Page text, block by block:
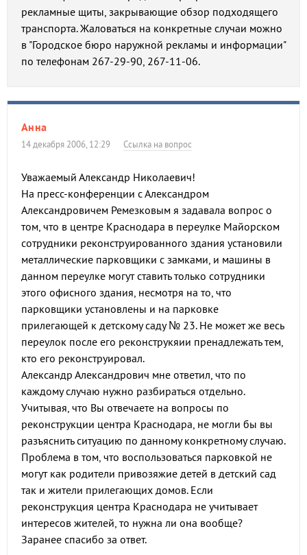
рекламные щиты, закрывающие обзор подходящего
транспорта. Жаловаться на конкретные случаи можно
в "Городское бюро наружной рекламы и информации"
по телефонам 267-29-90, 267-11-06.
Анна
14 декабря 2006, 12:29 Ссылка на вопрос
Уважаемый Александр Николаевич!
На пресс-конференции с Александром
Александровичем Ремезковым я задавала вопрос о
том, что в центре Краснодара в переулке Майорском
сотрудники реконструированного здания установили
металлические парковщики с замками, и машины в
данном переулке могут ставить только сотрудники
этого офисного здания, несмотря на то, что
парковщики установлены и на парковке
прилегающей к детскому саду № 23. Не может же весь
переулок после его реконструкяии пренадлежать тем,
кто его реконструировал.
Александр Александрович мне ответил, что по
каждому случаю нужно разбираться отдельно.
Учитывая, что Вы отвечаете на вопросы по
реконструкции центра Краснодара, не могли бы вы
разъяснить ситуацию по данному конкретному случаю.
Проблема в том, что воспользоваться парковкой не
могут как родители привозяжие детей в детский сад
так и жители прилегающих домов. Если
реконструкция центра Краснодара не учитывает
интересов жителей, то нужна ли она вообще?
Заранее спасибо за ответ.